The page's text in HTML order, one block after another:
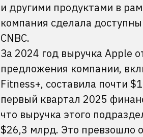
и другими продуктами в
компания сделала
CNBC.
За 2024 год выручка Apple
предложения компании,
Fitness+, составила почти
первый квартал 2025
что выручка этого
$26,3 млрд. Это превзошло